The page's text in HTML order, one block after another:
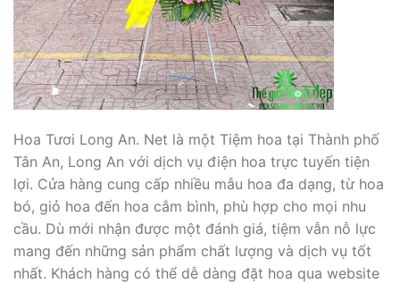
Hoa Tươi Long An. Net là một Tiệm hoa tại Thành phố
Tân An, Long An với dịch vụ điện hoa trực tuyến tiện
lợi. Cửa hàng cung cấp nhiều mẫu hoa đa dạng, từ hoa
bó, giỏ hoa đến hoa cắm bình, phù hợp cho mọi nhu
cầu. Dù mới nhận được một đánh giá, tiệm vẫn nỗ lực
mang đến những sản phẩm chất lượng và dịch vụ tốt
nhất. Khách hàng có thể dễ dàng đặt hoa qua website